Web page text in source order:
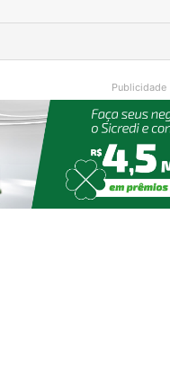
Publicidade